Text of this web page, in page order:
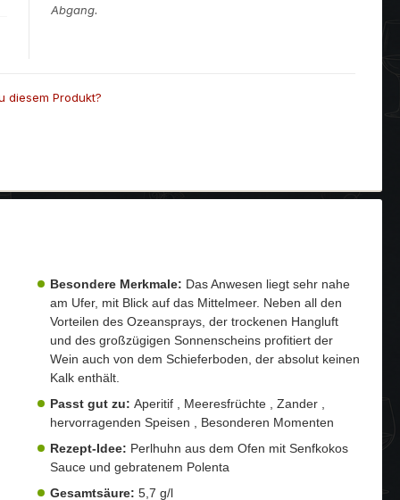
Abgang.
diesem Produkt?
Besondere Merkmale: Das Anwesen liegt sehr nahe
am Ufer, mit Blick auf das Mittelmeer. Neben all den
Vorteilen des Ozeansprays, der trockenen Hangluft
und des großzügigen Sonnenscheins profitiert der
Wein auch von dem Schieferboden, der absolut keinen
Kalk enthält.
Passt gut zu:
hervorragenden Speisen , Besonderen Momenten
Rezept-Idee: Perlhuhn aus dem Ofen mit Senfkokos
Sauce und gebratenem Polenta
Gesamtsäure: 5,7 g/l